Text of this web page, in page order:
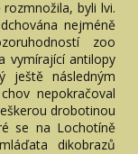
byli lvi.
nejméně
zoo
vymírající antilopy
ještě následným
nepokračoval
drobotinou
se na Lochotíně
dikobrazů